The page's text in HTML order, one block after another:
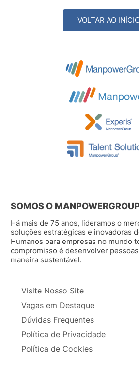
VOLTAR AO
SOMOS O
Há mais de 75 anos, lideramos o
soluções estratégicas e inovadoras
Humanos para empresas no mundo
compromisso é desenvolver
maneira sustentável.
Visite Nosso Site
Vagas em Destaque
Dúvidas Frequentes
Política de Privacidade
Política de Cookies